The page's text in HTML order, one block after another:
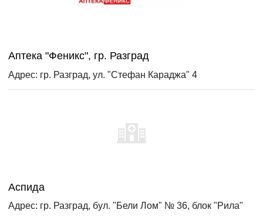
Аптека "Феникс", гр. Разград
Адрес: гр. Разград, ул. "Стефан Караджа" 4
Аспида
Адрес: гр. Разград, бул. "Бели Лом" № 36, блок "Рила"